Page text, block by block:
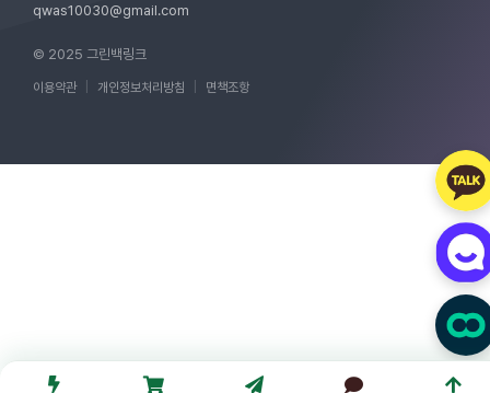
qwas10030@gmail.com
© 2025 그린백링크
이용약관 개인정보처리방침 면책조항